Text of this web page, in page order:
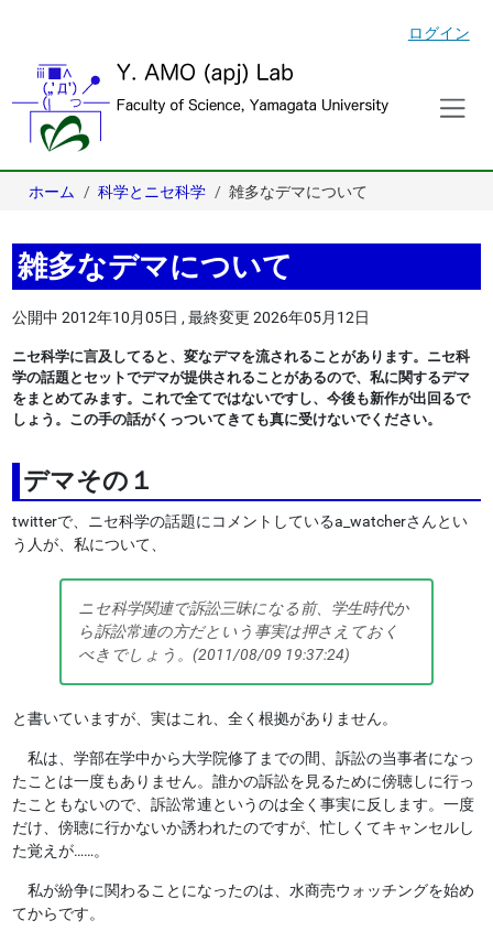
ログイン
ホーム 科学とニセ科学 雑多なデマについて
雑多なデマについて
公開中 2012年10月05日 ,最終変更 2026年05月12日
ニセ科学に言及してると、変なデマを流されることがあります。ニセ科
学の話題とセットでデマが提供されることがあるので、私に関するデマ
をまとめてみます。これで全てではないですし、今後も新作が出回るで
しょう。この手の話がくっついてきても真に受けないでください。
デマその１
twitterで、ニセ科学の話題にコメントしているa_watcherさんとい
う人が、私について、
ニセ科学関連で訴訟三昧になる前、学生時代か
ら訴訟常連の方だという事実は押さえておく
べきでしょう。(2011/08/09 19:37:24)
と書いていますが、実はこれ、全く根拠がありません。
私は、学部在学中から大学院修了までの間、訴訟の当事者になっ
たことは一度もありません。誰かの訴訟を見るために傍聴しに行っ
たこともないので、訴訟常連というのは全く事実に反します。一度
だけ、傍聴に行かないか誘われたのですが、忙しくてキャンセルし
た覚えが……。
私が紛争に関わることになったのは、水商売ウォッチングを始め
てからです。